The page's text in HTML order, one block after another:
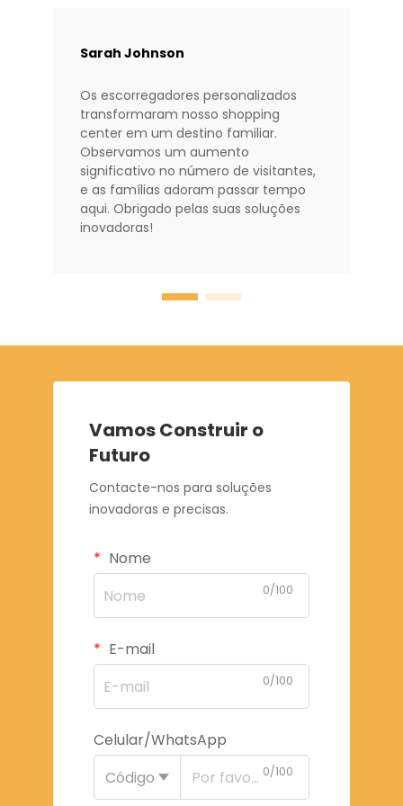
Sarah Johnson
Os escorregadores personalizados
transformaram nosso shopping
center em um destino familiar.
Observamos um aumento
significativo no número de visitantes,
e as famílias adoram passar tempo
aqui. Obrigado pelas suas soluções
inovadoras!
Vamos Construir o
Futuro
Contacte-nos para soluções
inovadoras e precisas.
Nome
0/100
E-mail
0/100
Celular/WhatsApp
Código
0/100